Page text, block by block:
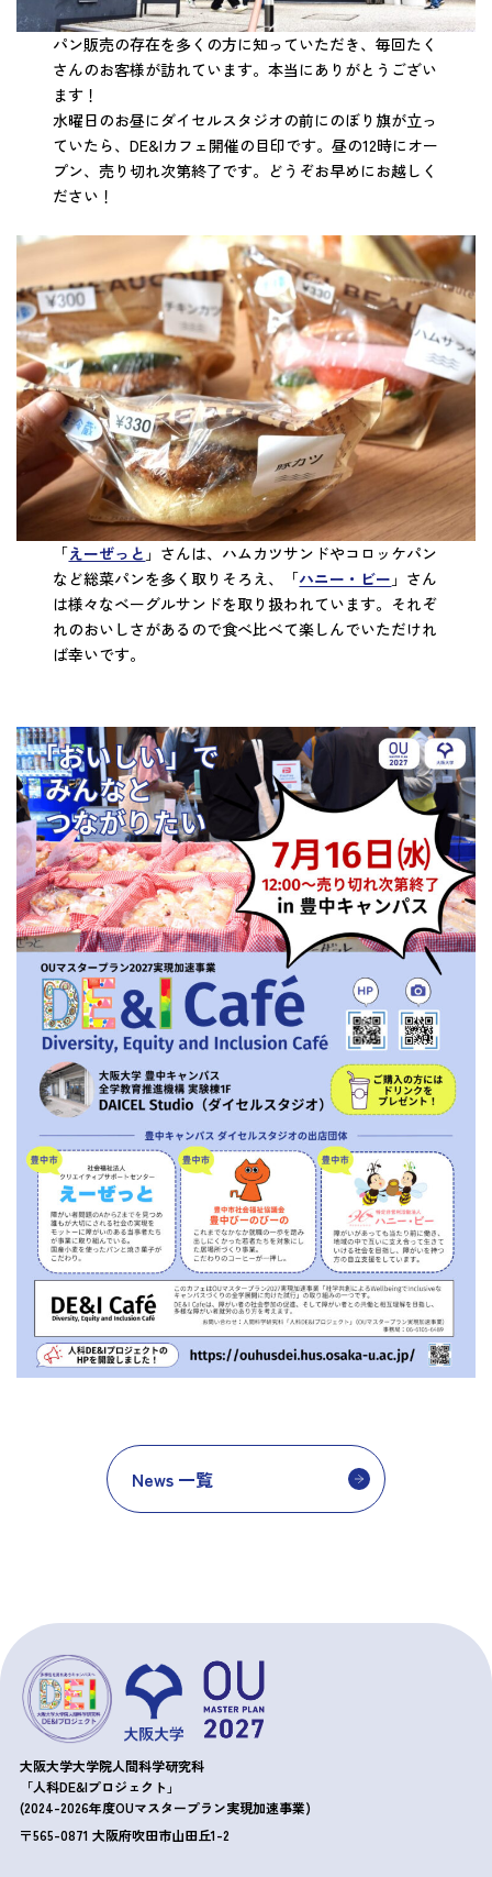
パン販売の存在を多くの方に知っていただき、毎回たく
さんのお客様が訪れています。本当にありがとうござい
ます！
水曜日のお昼にダイセルスタジオの前にのぼり旗が立っ
ていたら、DE&Iカフェ開催の目印です。昼の12時にオー
プン、売り切れ次第終了です。どうぞお早めにお越しく
ださい！
「えーぜっと 」さんは、ハムカツサンドやコロッケパン
など総菜パンを多く取りそろえ、「ハニー・ビー 」さん
は様々なベーグルサンドを取り扱われています。それぞ
れのおいしさがあるので食べ比べて楽しんでいただけれ
ば幸いです。
News 一覧
大阪大学大学院人間科学研究科
「人科DE&Iプロジェクト」
(2024-2026年度OUマスタープラン実現加速事業)
〒565-0871 大阪府吹田市山田丘1-2